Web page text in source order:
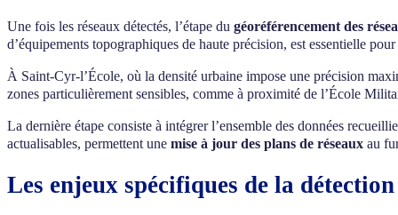
Une fois les réseaux détectés, l’étape du géoréférencement des
d’équipements topographiques de haute précision, est essentielle
À Saint-Cyr-l’École, où la densité urbaine impose une précision
zones particulièrement sensibles, comme à proximité de l’École
La dernière étape consiste à intégrer l’ensemble des données
actualisables, permettent une mise à jour des plans de réseaux au
Les enjeux spécifiques de la